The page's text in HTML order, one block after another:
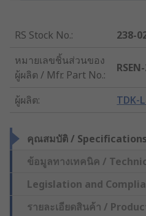
RS Stock No.:
238-
หมายเลขชิ้นส่วนของ
ผู้ผลิต / Mfr. Part No.:
ผู้ผลิต: TDK-
คุณสมบัติ / Specifications
ข้อมูลทางเทคนิค /
Legislation and
รายละเอียดสินค้า /